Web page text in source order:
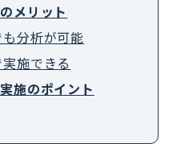
メリット
分析が可能
施できる
施のポイント